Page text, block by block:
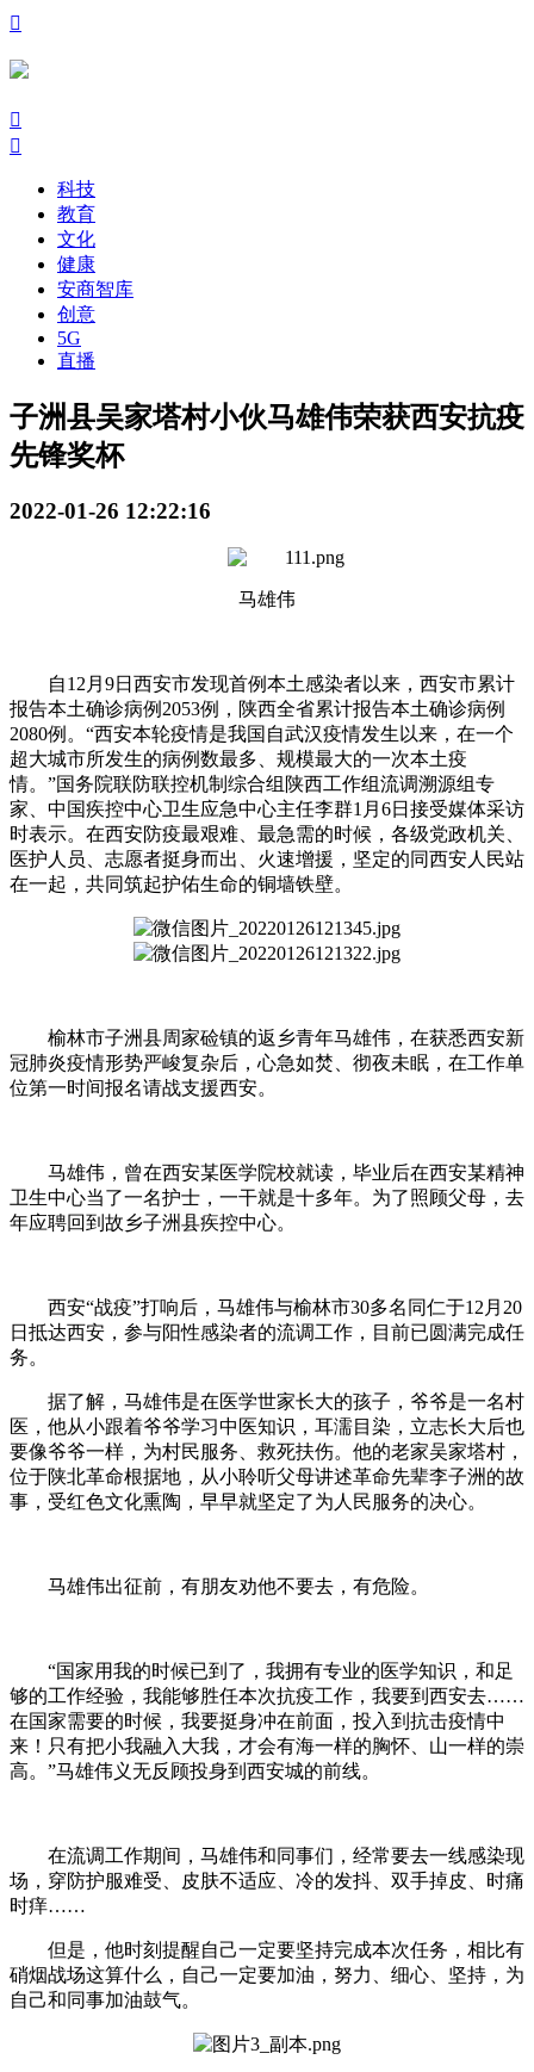

󰃙
󰆉
科技
教育
文化
健康
安商智库
创意
5G
直播
子洲县吴家塔村小伙马雄伟荣获西安抗疫
先锋奖杯
2022-01-26 12:22:16
马雄伟
自12月9日西安市发现首例本土感染者以来，西安市累计
报告本土确诊病例2053例，陕西全省累计报告本土确诊病例
2080例。“西安本轮疫情是我国自武汉疫情发生以来，在一个
超大城市所发生的病例数最多、规模最大的一次本土疫
情。”国务院联防联控机制综合组陕西工作组流调溯源组专
家、中国疾控中心卫生应急中心主任李群1月6日接受媒体采访
时表示。在西安防疫最艰难、最急需的时候，各级党政机关、
医护人员、志愿者挺身而出、火速增援，坚定的同西安人民站
在一起，共同筑起护佑生命的铜墙铁壁。
榆林市子洲县周家硷镇的返乡青年马雄伟，在获悉西安新
冠肺炎疫情形势严峻复杂后，心急如焚、彻夜未眠，在工作单
位第一时间报名请战支援西安。
马雄伟，曾在西安某医学院校就读，毕业后在西安某精神
卫生中心当了一名护士，一干就是十多年。为了照顾父母，去
年应聘回到故乡子洲县疾控中心。
西安“战疫”打响后，马雄伟与榆林市30多名同仁于12月20
日抵达西安，参与阳性感染者的流调工作，目前已圆满完成任
务。
据了解，马雄伟是在医学世家长大的孩子，爷爷是一名村
医，他从小跟着爷爷学习中医知识，耳濡目染，立志长大后也
要像爷爷一样，为村民服务、救死扶伤。他的老家吴家塔村，
位于陕北革命根据地，从小聆听父母讲述革命先辈李子洲的故
事，受红色文化熏陶，早早就坚定了为人民服务的决心。
马雄伟出征前，有朋友劝他不要去，有危险。
“国家用我的时候已到了，我拥有专业的医学知识，和足
够的工作经验，我能够胜任本次抗疫工作，我要到西安去……
在国家需要的时候，我要挺身冲在前面，投入到抗击疫情中
来！只有把小我融入大我，才会有海一样的胸怀、山一样的崇
高。”马雄伟义无反顾投身到西安城的前线。
在流调工作期间，马雄伟和同事们，经常要去一线感染现
场，穿防护服难受、皮肤不适应、冷的发抖、双手掉皮、时痛
时痒……
但是，他时刻提醒自己一定要坚持完成本次任务，相比有
硝烟战场这算什么，自己一定要加油，努力、细心、坚持，为
自己和同事加油鼓气。